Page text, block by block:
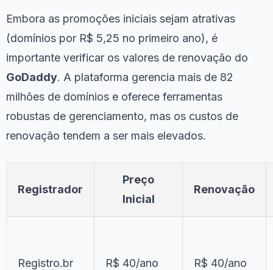
Embora as promoções iniciais sejam atrativas
(domínios por R$ 5,25 no primeiro ano), é
importante verificar os valores de renovação do
GoDaddy. A plataforma gerencia mais de 82
milhões de domínios e oferece ferramentas
robustas de gerenciamento, mas os custos de
renovação tendem a ser mais elevados.
Registrador
Preço
Inicial
Renovação
Registro.br R$ 40/ano R$ 40/ano